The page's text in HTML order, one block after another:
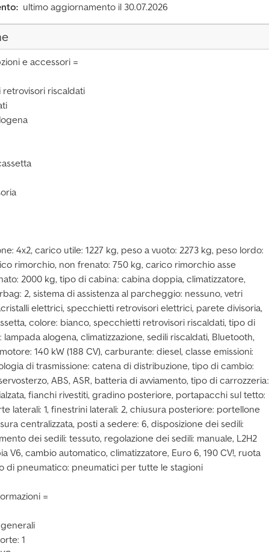
ultimo aggiornamento il 30.07.2026
e accessori =
riscaldati
4x2, carico utile: 1227 kg, peso a vuoto: 2273 kg, peso lordo:
rimorchio, non frenato: 750 kg, carico rimorchio asse
2000 kg, tipo di cabina: cabina doppia, climatizzatore,
2, sistema di assistenza al parcheggio: nessuno, vetri
elettrici, specchietti retrovisori elettrici, parete divisoria,
colore: bianco, specchietti retrovisori riscaldati, tipo di
lampada alogena, climatizzazione, sedili riscaldati, Bluetooth,
140 kW (188 CV), carburante: diesel, classe emissioni:
di trasmissione: catena di distribuzione, tipo di cambio:
ABS, ASR, batteria di avviamento, tipo di carrozzeria:
fianchi rivestiti, gradino posteriore, portapacchi sul tetto:
laterali: 1, finestrini laterali: 2, chiusura posteriore: portellone
centralizzata, posti a sedere: 6, disposizione dei sedili:
dei sedili: tessuto, regolazione dei sedili: manuale, L2H2
V6, cambio automatico, climatizzatore, Euro 6, 190 CV!, ruota
di pneumatico: pneumatici per tutte le stagioni
=
1